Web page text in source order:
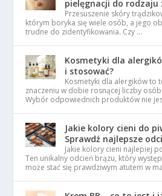
pielęgnacji do rodzaju
Przesuszenie skóry
którym boryka się wiele osób, a jego
trudne do zidentyfikowania. Czy …
Kosmetyki dla
i stosować?
Kosmetyki dla alergików to
znaczeniu w dobie rosnącej liczby
Wybór odpowiednich produktów nie
Jakie kolory cieni do
Sprawdź najlepsze
Jakie kolory cieni najlepiej
Ten unikalny odcień brązu, który
może stać się prawdziwym atutem w